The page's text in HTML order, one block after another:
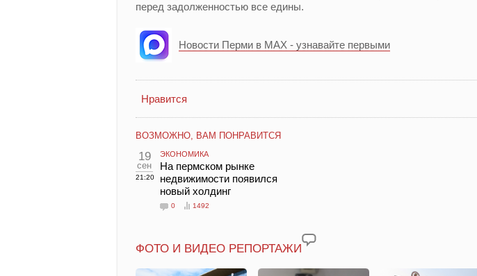
перед задолженностью все едины.
Новости Перми в MAX - узнавайте первыми
Нравится
ВОЗМОЖНО, ВАМ ПОНРАВИТСЯ
19
сен
21:20
ЭКОНОМИКА
На пермском рынке
недвижимости появился
новый холдинг
0 1492
ФОТО И ВИДЕО РЕПОРТАЖИ